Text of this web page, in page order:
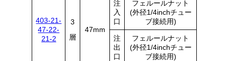
403-21-
47-22-
21-2
3
層
47mm
注
入
口
フェルールナット
(外径1/4inchチュー
ブ接続用)
注
出
口
フェルールナット
(外径1/4inchチュー
ブ接続用)